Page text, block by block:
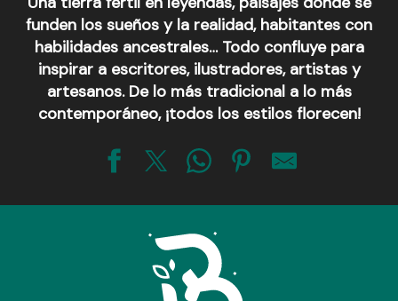
funden los sueños y la realidad, habitantes con
habilidades ancestrales… Todo confluye para
inspirar a escritores, ilustradores, artistas y
artesanos. De lo más tradicional a lo más
contemporáneo, ¡todos los estilos florecen!
Solune France - Bijoux en pierres naturelles
Les Découvertes d'Alex